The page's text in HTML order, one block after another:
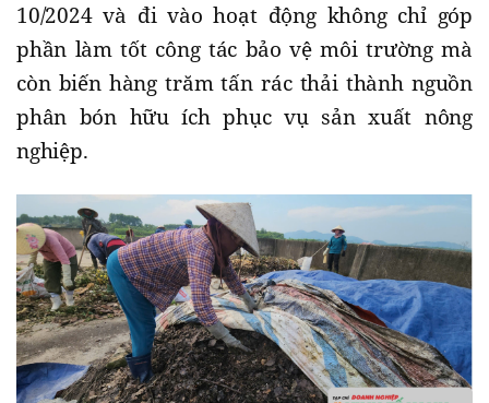
10/2024 và đi vào hoạt động không chỉ góp
phần làm tốt công tác bảo vệ môi trường mà
còn biến hàng trăm tấn rác thải thành nguồn
phân bón hữu ích phục vụ sản xuất nông
nghiệp.